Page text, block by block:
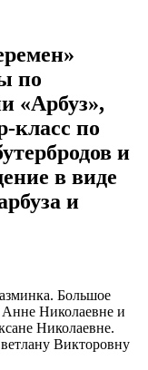
по
«Арбуз»,
класс по
и
в виде
и
Большое
Анне Николаевне и
Николаевне.
Викторовну